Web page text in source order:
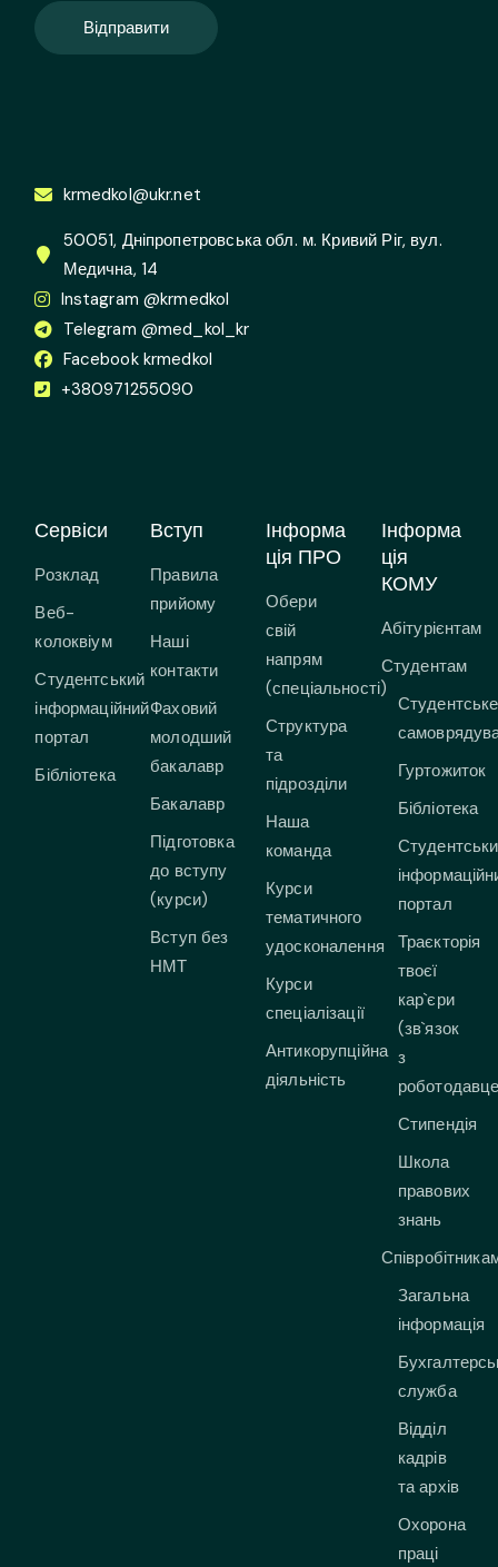
Відправити
krmedkol@ukr.net
50051, Дніпропетровська обл. м. Кривий Ріг, вул.
Медична, 14
Instagram @krmedkol
Telegram @med_kol_kr
Facebook krmedkol
+380971255090
Сервіси
Розклад
Веб-
колоквіум
Студентський
інформаційний
портал
Бібліотека
Вступ
Правила
прийому
Наші
контакти
Фаховий
молодший
бакалавр
Бакалавр
Підготовка
до вступу
(курси)
Вступ без
НМТ
Інформа
ція ПРО
Обери
свій
напрям
(спеціальності)
Структура
та
підрозділи
Наша
команда
Курси
тематичного
удосконалення
Курси
спеціалізації
Антикорупційна
діяльність
Інформа
ція
КОМУ
Абітурієнтам
Студентам
Студентське
Гуртожиток
Бібліотека
портал
Траєкторія
твоєї
кар`єри
(зв`язок
з
Стипендія
Школа
правових
знань
Загальна
інформація
служба
Відділ
кадрів
та архів
Охорона
праці